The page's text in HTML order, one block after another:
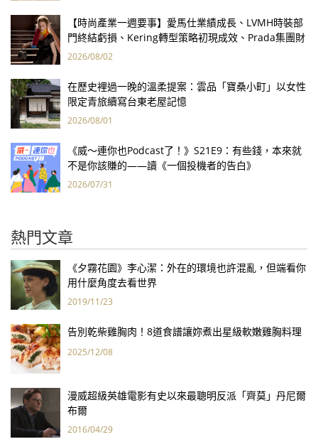
【時尚產業一週要事】愛馬仕業績成長、LVMH時裝部
門終結虧損、Kering轉型策略初現成效、Prada集團財
報亮眼
2026/08/02
在歷史裡過一晚的溫柔提案：雲品「寶桑小町」以女性
限定青旅續寫台東老屋記憶
2026/08/01
《威～連你也Podcast了！》S21E9：有些錢，本來就
不是你該賺的——讀《一個投機者的告白》
2026/07/31
熱門文章
《夕霧花園》李心潔：外在的環境也許混亂，但端看你
用什麼角度去看世界
2019/11/23
告別乾柴雞胸肉！8道食譜讓妳煮出星級軟嫩雞胸料理
2025/12/08
漫威超級英雄電影有史以來最聰明反派「齊莫」丹尼爾
布爾
2016/04/29